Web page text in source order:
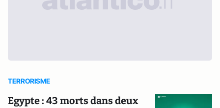
TERRORISME
Egypte : 43 morts dans deux